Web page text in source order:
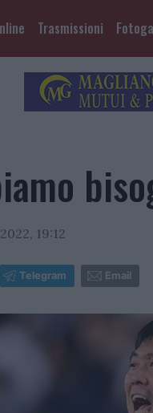
Trasmissioni
19:12
Telegram Email